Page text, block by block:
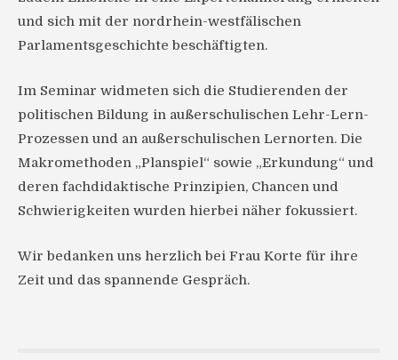
und sich mit der nordrhein-westfälischen
Parlamentsgeschichte beschäftigten.
Im Seminar widmeten sich die Studierenden der
politischen Bildung in außerschulischen Lehr-Lern-
Prozessen und an außerschulischen Lernorten. Die
Makromethoden „Planspiel“ sowie „Erkundung“ und
deren fachdidaktische Prinzipien, Chancen und
Schwierigkeiten wurden hierbei näher fokussiert.
Wir bedanken uns herzlich bei Frau Korte für ihre
Zeit und das spannende Gespräch.